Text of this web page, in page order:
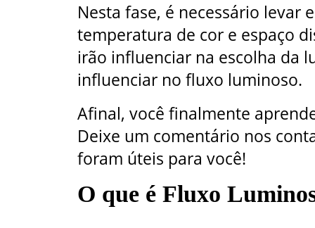
Nesta fase, é necessário levar
temperatura de cor e espaço
irão influenciar na escolha da
influenciar no fluxo luminoso.
Afinal, você finalmente
Deixe um comentário nos
foram úteis para você!
O que é Fluxo